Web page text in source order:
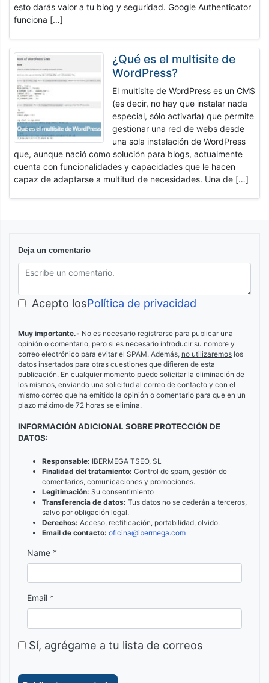
esto darás valor a tu blog y seguridad. Google Authenticator
funciona […]
¿Qué es el multisite de
WordPress?
El multisite de WordPress es un CMS
(es decir, no hay que instalar nada
especial, sólo activarla) que permite
gestionar una red de webs desde
una sola instalación de WordPress
que, aunque nació como solución para blogs, actualmente
cuenta con funcionalidades y capacidades que le hacen
capaz de adaptarse a multitud de necesidades. Una de […]
Deja un comentario
Acepto losPolítica de privacidad
Muy importante.- No es necesario registrarse para publicar una
opinión o comentario, pero si es necesario introducir su nombre y
correo electrónico para evitar el SPAM. Además, no utilizaremos los
datos insertados para otras cuestiones que difieren de esta
publicación. En cualquier momento puede solicitar la eliminación de
los mismos, enviando una solicitud al correo de contacto y con el
mismo correo que ha emitido la opinión o comentario para que en un
plazo máximo de 72 horas se elimina.
INFORMACIÓN ADICIONAL SOBRE PROTECCIÓN DE
DATOS:
Responsable: IBERMEGA TSEO, SL
Finalidad del tratamiento: Control de spam, gestión de
comentarios, comunicaciones y promociones.
Legitimación: Su consentimiento
Transferencia de datos: Tus datos no se cederán a terceros,
salvo por obligación legal.
Derechos: Acceso, rectificación, portabilidad, olvido.
Email de contacto: oficina@ibermega.com
Name *
Email *
Sí, agrégame a tu lista de correos